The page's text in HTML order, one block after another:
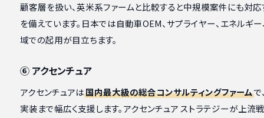
顧客層を扱い、英米系ファームと比較すると中規模案件にも対
を備えています。日本では自動車OEM、サプライヤー、エネルギ
域での起用が目立ちます。
⑥ アクセンチュア
アクセンチュアは国内最大級の総合コンサルティングファームで
実装まで幅広く支援します。アクセンチュア ストラテジーが上流